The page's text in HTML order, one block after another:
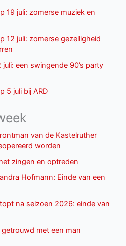
19 juli: zomerse muziek en
12 juli: zomerse gezelligheid
een swingende 90’s party
5 juli bij ARD
van de Kastelruther
worden
zingen en optreden
Hofmann: Einde van een
na seizoen 2026: einde van
met een man